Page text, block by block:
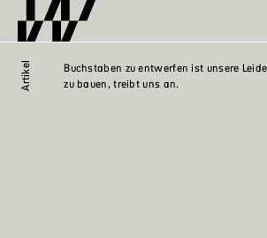
Artikel
Buchstaben zu entwerfen ist unsere
zu bauen, treibt uns an.